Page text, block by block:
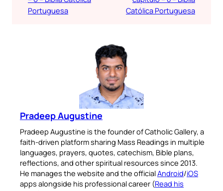
Portuguesa
Católica Portuguesa
Pradeep Augustine
Pradeep Augustine is the founder of Catholic Gallery, a
faith-driven platform sharing Mass Readings in multiple
languages, prayers, quotes, catechism, Bible plans,
reflections, and other spiritual resources since 2013.
He manages the website and the officialAndroid/iOS
apps alongside his professional career (Read his